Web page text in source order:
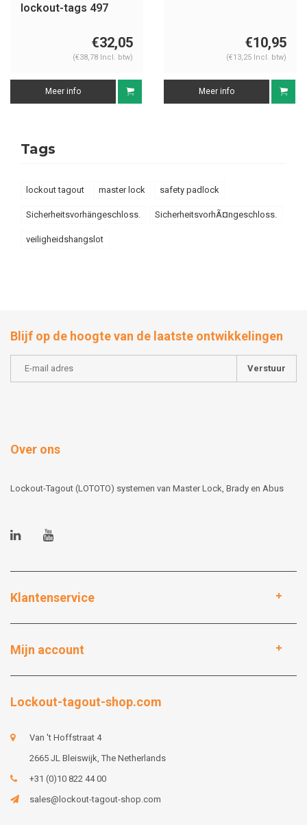
lockout-tags 497
€32,05
(€38,78 Incl. btw)
Meer info
€10,95
(€13,25 Incl. btw)
Meer info
Tags
lockout tagout master lock safety padlock
Sicherheitsvorhängeschloss. SicherheitsvorhÃ¤ngeschloss.
veiligheidshangslot
Blijf op de hoogte van de laatste ontwikkelingen
Verstuur
Over ons
Lockout-Tagout (LOTOTO) systemen van Master Lock, Brady en Abus
Klantenservice
Mijn account
Lockout-tagout-shop.com
Van 't Hoffstraat 4
2665 JL Bleiswijk, The Netherlands
+31 (0)10 822 44 00
sales@lockout-tagout-shop.com